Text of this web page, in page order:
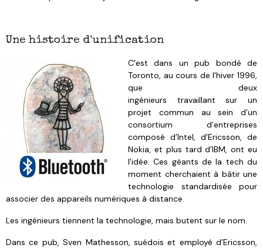
Une histoire d'unification
C’est dans un pub bondé de
Toronto, au cours de l'hiver 1996,
que deux
ingénieurs travaillant sur un
projet commun au sein d’un
consortium d’entreprises
composé d’Intel, d'Ericsson, de
Nokia, et plus tard d’IBM, ont eu
l'idée. Ces géants de la tech du
moment cherchaient à bâtir une
technologie standardisée pour
associer des appareils numériques à distance.
Les ingénieurs tiennent la technologie, mais butent sur le nom.
Dans ce pub, Sven Mathesson, suédois et employé d’Ericsson,